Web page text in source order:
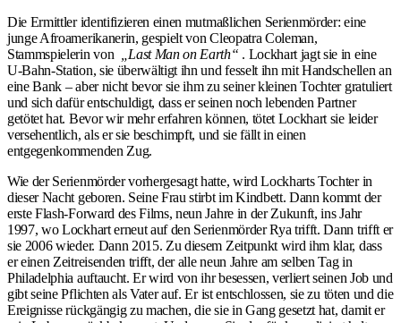
Die Ermittler identifizieren einen mutmaßlichen Serienmörder: eine
junge Afroamerikanerin, gespielt von Cleopatra Coleman,
Stammspielerin von
„Last Man on Earth“ . Lockhart jagt sie in eine
U-Bahn-Station, sie überwältigt ihn und fesselt ihn mit Handschellen an
eine Bank – aber nicht bevor sie ihm zu seiner kleinen Tochter gratuliert
und sich dafür entschuldigt, dass er seinen noch lebenden Partner
getötet hat. Bevor wir mehr erfahren können, tötet Lockhart sie leider
versehentlich, als er sie beschimpft, und sie fällt in einen
entgegenkommenden Zug.
Wie der Serienmörder vorhergesagt hatte, wird Lockharts Tochter in
dieser Nacht geboren. Seine Frau stirbt im Kindbett. Dann kommt der
erste Flash-Forward des Films, neun Jahre in der Zukunft, ins Jahr
1997, wo Lockhart erneut auf den Serienmörder Rya trifft. Dann trifft er
sie 2006 wieder. Dann 2015. Zu diesem Zeitpunkt wird ihm klar, dass
er einen Zeitreisenden trifft, der alle neun Jahre am selben Tag in
Philadelphia auftaucht. Er wird von ihr besessen, verliert seinen Job und
gibt seine Pflichten als Vater auf. Er ist entschlossen, sie zu töten und die
Ereignisse rückgängig zu machen, die sie in Gang gesetzt hat, damit er